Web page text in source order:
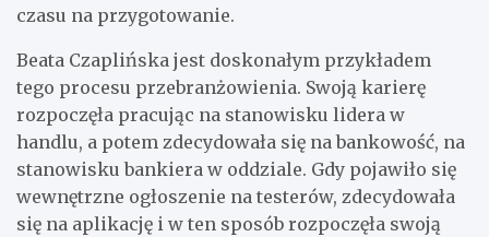
czasu na przygotowanie.
Beata Czaplińska jest doskonałym przykładem
tego procesu przebranżowienia. Swoją karierę
rozpoczęła pracując na stanowisku lidera w
handlu, a potem zdecydowała się na bankowość, na
stanowisku bankiera w oddziale. Gdy pojawiło się
wewnętrzne ogłoszenie na testerów, zdecydowała
się na aplikację i w ten sposób rozpoczęła swoją